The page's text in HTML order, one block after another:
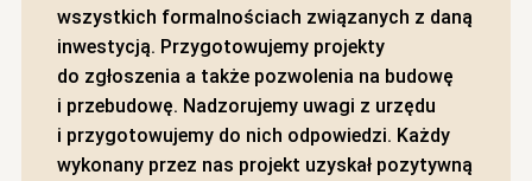
wszystkich formalnościach związanych z daną
inwestycją. Przygotowujemy projekty
do zgłoszenia a także pozwolenia na budowę
i przebudowę. Nadzorujemy uwagi z urzędu
i przygotowujemy do nich odpowiedzi. Każdy
wykonany przez nas projekt uzyskał pozytywną